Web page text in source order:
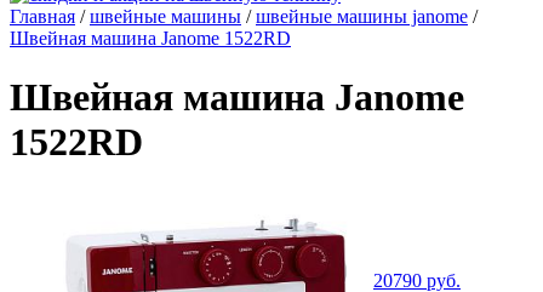
Главная /швейные машины /швейные машины janome /
Швейная машина Janome 1522RD
Швейная машина Janome
1522RD
20790 руб.